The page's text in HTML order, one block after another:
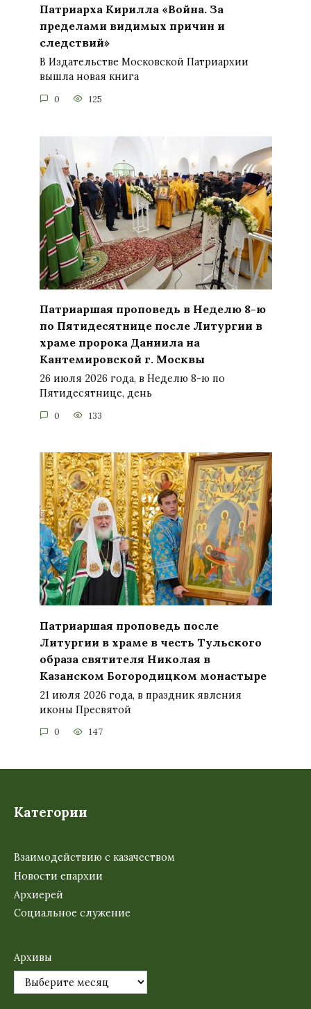
Патриарха Кирилла «Война. За
пределами видимых причин и
следствий»
В Издательстве Московской Патриархии
вышла новая книга
0 125
Патриаршая проповедь в Неделю 8-ю
по Пятидесятнице после Литургии в
храме пророка Даниила на
Кантемировской г. Москвы
26 июля 2026 года, в Неделю 8-ю по
Пятидесятнице, день
0 133
Патриаршая проповедь после
Литургии в храме в честь Тульского
образа святителя Николая в
Казанском Богородицком монастыре
21 июля 2026 года, в праздник явления
иконы Пресвятой
0 147
Категории
Взаимодействию с казачеством
Новости епархии
Архиерей
Социальное служение
Архивы